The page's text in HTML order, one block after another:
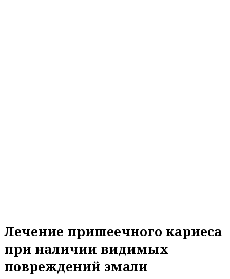
Лечение пришеечного кариеса
при наличии видимых
повреждений эмали